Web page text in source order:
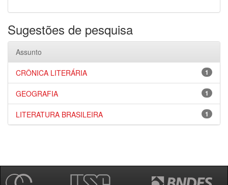
Sugestões de pesquisa
Assunto
1
CRÔNICA LITERÁRIA
1
GEOGRAFIA
1
LITERATURA BRASILEIRA